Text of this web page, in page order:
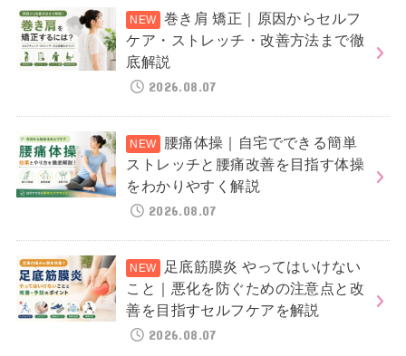
巻き肩 矯正｜原因からセルフ
ケア・ストレッチ・改善方法まで徹
底解説
2026.08.07
腰痛体操｜自宅でできる簡単
ストレッチと腰痛改善を目指す体操
をわかりやすく解説
2026.08.07
足底筋膜炎 やってはいけない
こと｜悪化を防ぐための注意点と改
善を目指すセルフケアを解説
2026.08.07